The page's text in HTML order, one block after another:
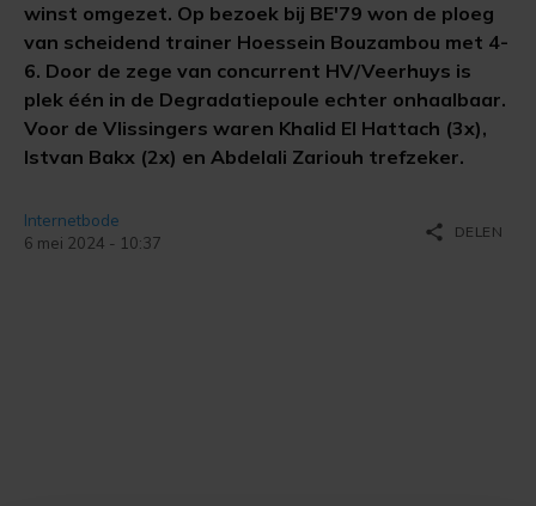
winst omgezet. Op bezoek bij BE'79 won de ploeg
van scheidend trainer Hoessein Bouzambou met 4-
6. Door de zege van concurrent HV/Veerhuys is
plek één in de Degradatiepoule echter onhaalbaar.
Voor de Vlissingers waren Khalid El Hattach (3x),
Istvan Bakx (2x) en Abdelali Zariouh trefzeker.
Internetbode
6 mei 2024 - 10:37
share DELEN